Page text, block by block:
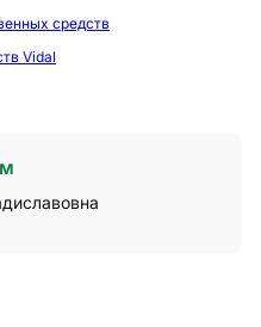
средств
Vidal